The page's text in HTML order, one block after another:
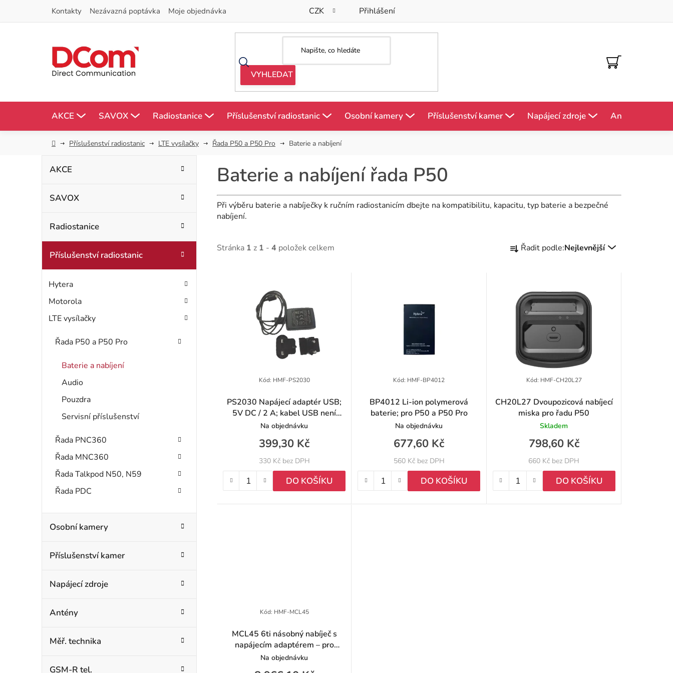
Kontakty Nezávazná poptávka Moje objednávka CZK Přihlášení
NÁKUPNÍ
KOŠÍK
AKCE SAVOX Radiostanice Příslušenství radiostanic Osobní kamery Příslušenství kamer Napájecí zdroje Antény
DomůPříslušenství radiostanic LTE vysílačky Řada P50 a P50 Pro Baterie a nabíjení
P
r
a
n
n
kategorie
r
e
AKCE
SAVOX
Radiostanice
Příslušenství radiostanic
Hytera
Motorola
LTE vysílačky
Řada P50 a P50 Pro
Baterie a nabíjení
Audio
Pouzdra
Servisní příslušenství
Řada PNC360
Řada MNC360
Řada Talkpod N50, N59
Řada PDC
Osobní kamery
Příslušenství kamer
Napájecí zdroje
Antény
Měř. technika
GSM-R tel.
Baterie a nabíjení řada P50
Při výběru baterie a nabíječky k ručním radiostanicím dbejte na kompatibilitu, kapacitu, typ baterie a bezpečné
nabíjení.
Stránka 1 z 1 - 4 položek celkem
Ř
e
p
o
t
ů
Řadit podle:Nejlevnější
t
PS2030 Napájecí adaptér USB;
5V DC / 2 A; kabel USB není
součástí balení
Na objednávku
330 Kč bez DPH
399,30 Kč
DO KOŠÍKU
Kód: HMF-PS2030
BP4012 Li-ion polymerová
baterie; pro P50 a P50 Pro
Na objednávku
560 Kč bez DPH
677,60 Kč
DO KOŠÍKU
Kód: HMF-BP4012
CH20L27 Dvoupozicová nabíjecí
miska pro řadu P50
Skladem
660 Kč bez DPH
798,60 Kč
DO KOŠÍKU
Kód: HMF-CH20L27
MCL45 6ti násobný nabíječ s
napájecím adaptérem – pro
P50/P50 Pro/P50E
Na objednávku
Kód: HMF-MCL45